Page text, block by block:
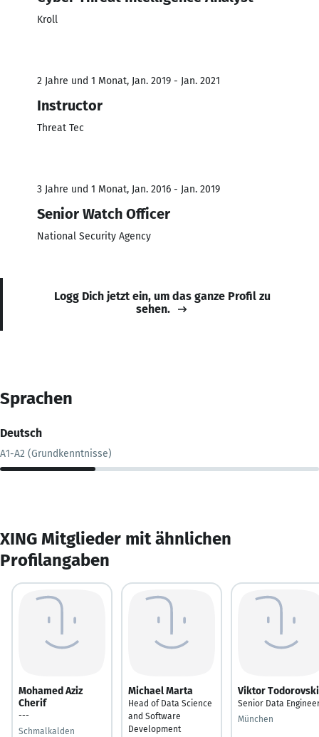
Kroll
2 Jahre und 1 Monat, Jan. 2019 - Jan. 2021
Instructor
Threat Tec
3 Jahre und 1 Monat, Jan. 2016 - Jan. 2019
Senior Watch Officer
National Security Agency
Logg Dich jetzt ein, um das ganze Profil zu
sehen.
Sprachen
Deutsch
A1-A2 (Grundkenntnisse)
XING Mitglieder mit ähnlichen
Profilangaben
Mohamed Aziz
Cherif
---
Schmalkalden
Michael Marta
Head of Data Science
and Software
Development
Viktor Todorovski
Senior Data
München